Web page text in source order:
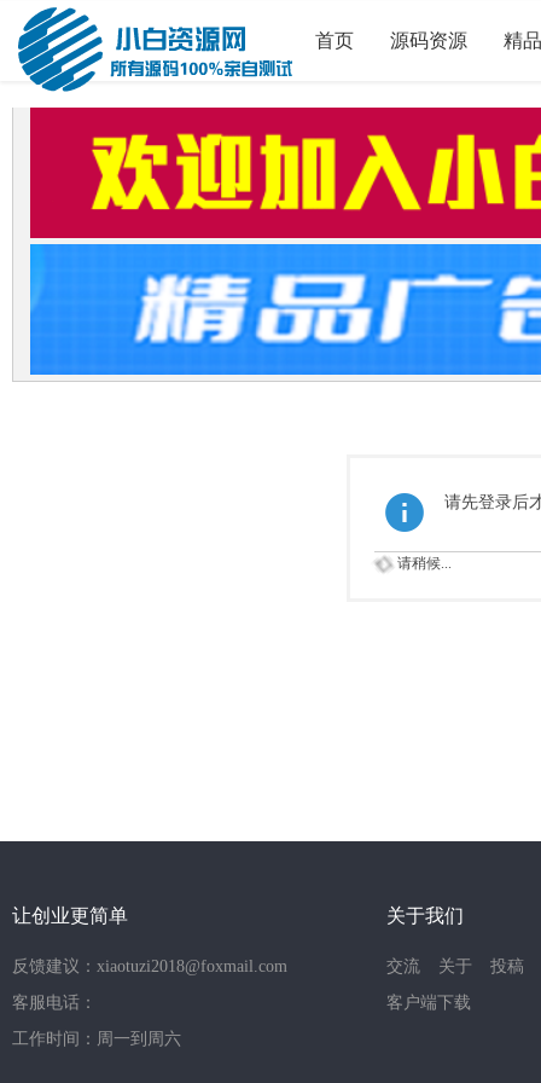
首页 源码资源 精
请先登录后
请稍候...
让创业更简单
反馈建议：xiaotuzi2018@foxmail.com
客服电话：
工作时间：周一到周六
关于我们
交流 关于
投稿
客户端下载